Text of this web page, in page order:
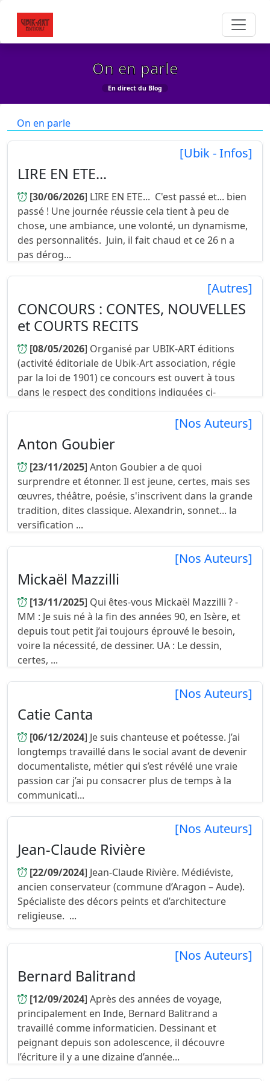
On en parle
En direct du Blog
On en parle
[Ubik - Infos]
LIRE EN ETE...
[30/06/2026] LIRE EN ETE... C'est passé et... bien
passé ! Une journée réussie cela tient à peu de
chose, une ambiance, une volonté, un dynamisme,
des personnalités. Juin, il fait chaud et ce 26 n a
pas dérog...
[Autres]
CONCOURS : CONTES, NOUVELLES
et COURTS RECITS
[08/05/2026] Organisé par UBIK-ART éditions
(activité éditoriale de Ubik-Art association, régie
par la loi de 1901) ce concours est ouvert à tous
dans le respect des conditions indiquées ci-
[Nos Auteurs]
Anton Goubier
[23/11/2025] Anton Goubier a de quoi
surprendre et étonner. Il est jeune, certes, mais ses
œuvres, théâtre, poésie, s'inscrivent dans la grande
tradition, dites classique. Alexandrin, sonnet... la
versification ...
[Nos Auteurs]
Mickaël Mazzilli
[13/11/2025] Qui êtes-vous Mickaël Mazzilli ? -
MM : Je suis né à la fin des années 90, en Isère, et
depuis tout petit j’ai toujours éprouvé le besoin,
voire la nécessité, de dessiner. UA : Le dessin,
certes, ...
[Nos Auteurs]
Catie Canta
[06/12/2024] Je suis chanteuse et poétesse. J’ai
longtemps travaillé dans le social avant de devenir
documentaliste, métier qui s’est révélé une vraie
passion car j’ai pu consacrer plus de temps à la
communicati...
[Nos Auteurs]
Jean-Claude Rivière
[22/09/2024] Jean-Claude Rivière. Médiéviste,
ancien conservateur (commune d’Aragon – Aude).
Spécialiste des décors peints et d’architecture
religieuse. ...
[Nos Auteurs]
Bernard Balitrand
[12/09/2024] Après des années de voyage,
principalement en Inde, Bernard Balitrand a
travaillé comme informaticien. Dessinant et
peignant depuis son adolescence, il découvre
l’écriture il y a une dizaine d’année...